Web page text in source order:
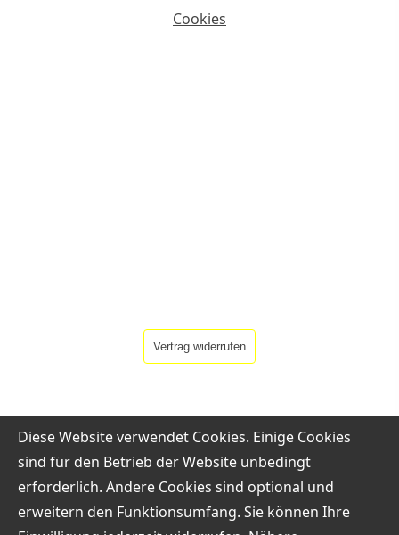
Cookies
Vertrag widerrufen
Diese Website verwendet Cookies. Einige Cookies
sind für den Betrieb der Website unbedingt
erforderlich. Andere Cookies sind optional und
erweitern den Funktionsumfang. Sie können Ihre